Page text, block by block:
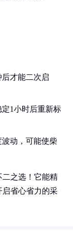
后才能二次启
定1小时后重新标
波动，可能使柴
之选！它能精
省心省力的采